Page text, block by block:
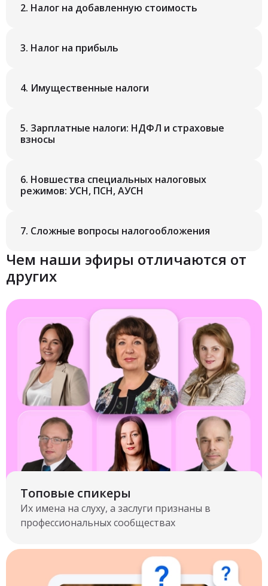
2. Налог на добавленную стоимость
3. Налог на прибыль
4. Имущественные налоги
5. Зарплатные налоги: НДФЛ и страховые
взносы
6. Новшества специальных налоговых
режимов: УСН, ПСН, АУСН
7. Сложные вопросы налогообложения
Чем наши эфиры отличаются от
других
Топовые спикеры
Их имена на слуху, а заслуги признаны в
профессиональных сообществах